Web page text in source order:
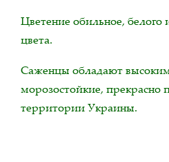
Цветение обильное, белого
цвета.
Саженцы обладают
морозостойкие, прекрасно
территории Украины.